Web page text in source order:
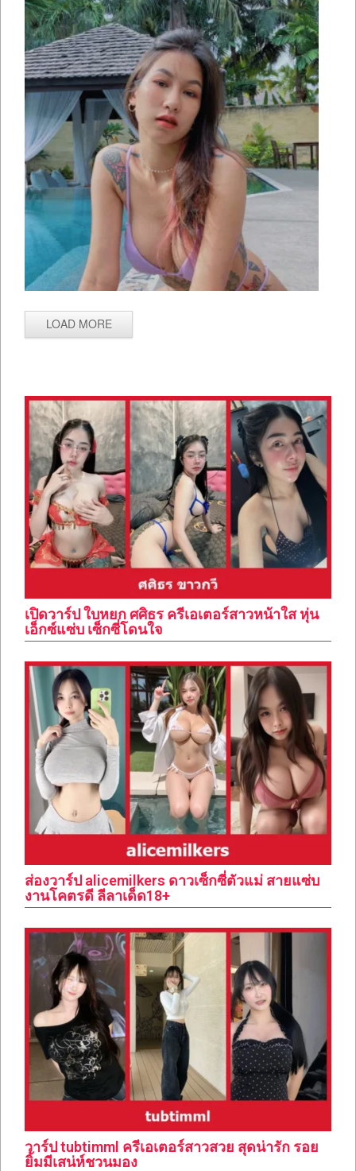
LOAD MORE
เปิดวาร์ป ใบหยก ศศิธร ครีเอเตอร์สาวหน้าใส หุ่น
เอ็กซ์แซ่บ เซ็กซี่โดนใจ
ส่องวาร์ป alicemilkers ดาวเซ็กซี่ตัวแม่ สายแซ่บ
งานโคตรดี ลีลาเด็ด18+
วาร์ป tubtimml ครีเอเตอร์สาวสวย สุดน่ารัก รอย
ยิ้มมีเสน่ห์ชวนมอง